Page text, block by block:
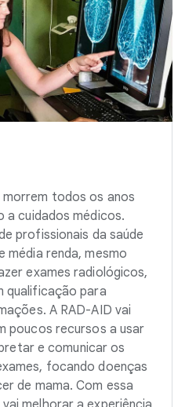
morrem todos os anos
a cuidados médicos.
profissionais da saúde
média renda, mesmo
exames radiológicos,
qualificação para
A RAD-AID vai
poucos recursos a usar
e comunicar os
focando doenças
de mama. Com essa